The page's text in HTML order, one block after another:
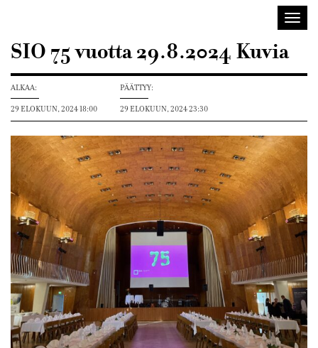
SIO 75 vuotta 29.8.2024 Kuvia
ALKAA:
29 ELOKUUN, 2024 18:00
PÄÄTTYY:
29 ELOKUUN, 2024 23:30